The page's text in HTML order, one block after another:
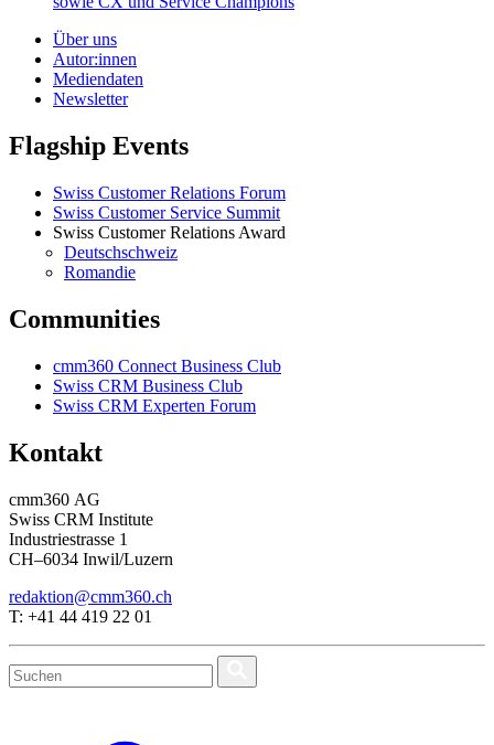
Über uns
Autor:innen
Mediendaten
Newsletter
Flagship Events
Swiss Customer Relations Forum
Swiss Customer Service Summit
Swiss Customer Relations Award
Deutschschweiz
Romandie
Communities
cmm360 Connect Business Club
Swiss CRM Business Club
Swiss CRM Experten Forum
Kontakt
cmm360 AG
Swiss CRM Institute
Industriestrasse 1
CH–6034 Inwil/Luzern
redaktion@cmm360.ch
T: +41 44 419 22 01